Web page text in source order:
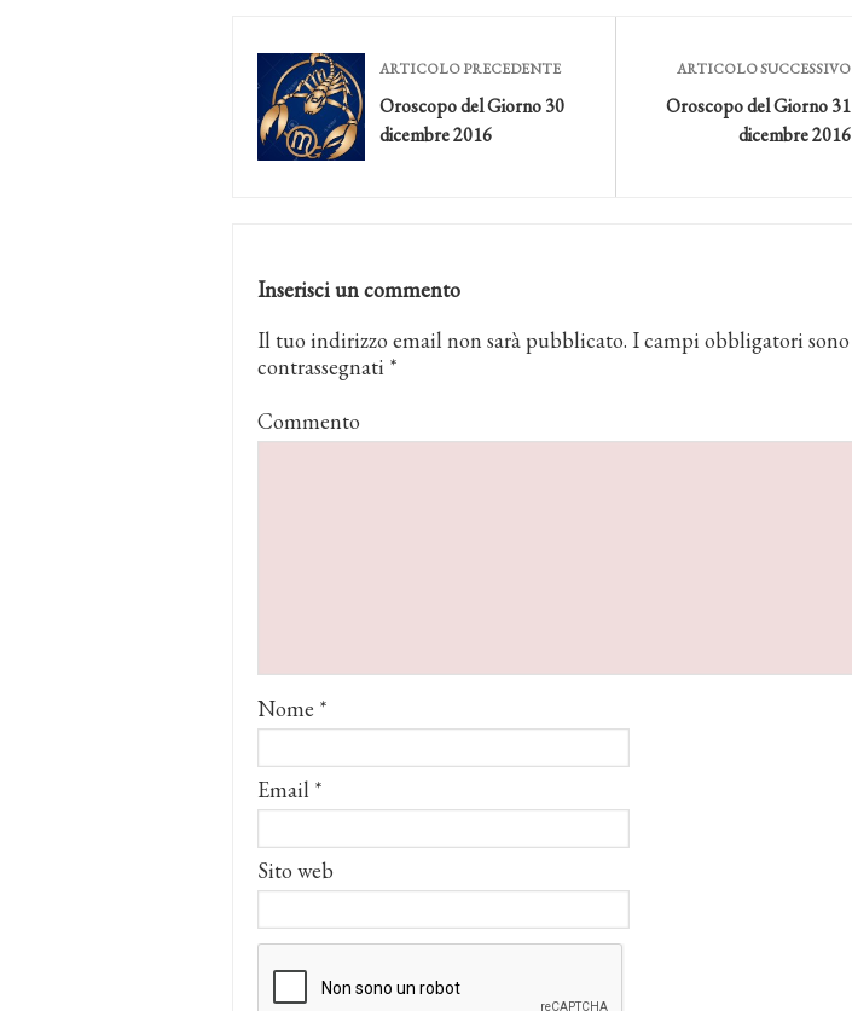
ARTICOLO PRECEDENTE
Oroscopo del Giorno 30
dicembre 2016
ARTICOLO SUCCESSIVO
Oroscopo del Giorno 31
dicembre 2016
Inserisci un commento
Il tuo indirizzo email non sarà pubblicato. I campi obbligatori sono
contrassegnati *
Commento
Nome *
Email *
Sito web